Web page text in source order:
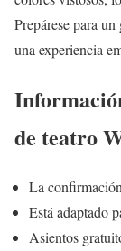
Prepárese para
una experiencia
de teatro
La
Está adaptado
Asientos